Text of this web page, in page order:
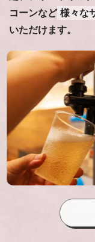
コーンなど 様々な
いただけます。